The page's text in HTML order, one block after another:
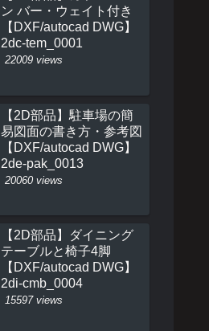
ン バー・ウェイト付き
【DXF/autocad DWG】
2dc-tem_0001
22009 views
【2D部品】駐車場の簡
易図面の書き方・参考図
【DXF/autocad DWG】
2de-pak_0013
20060 views
【2D部品】ダイニング
テーブルと椅子4脚
【DXF/autocad DWG】
2di-cmb_0004
15597 views